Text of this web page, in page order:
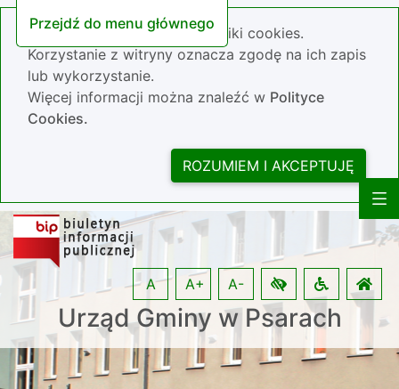
Przejdź do menu głównego
Nasza strona wykorzystuje pliki cookies.
Korzystanie z witryny oznacza zgodę na ich zapis
lub wykorzystanie.
Więcej informacji można znaleźć w Polityce
Cookies.
ROZUMIEM I AKCEPTUJĘ
Urząd Gminy w Psarach
A A+ A-